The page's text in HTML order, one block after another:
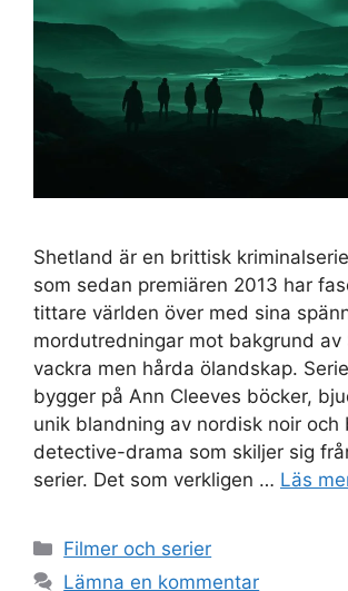
Shetland är en brittisk
som sedan premiären 2013 har
tittare världen över med sina
mordutredningar mot bakgrund av
vackra men hårda ölandskap.
bygger på Ann Cleeves böcker,
unik blandning av nordisk noir och
detective-drama som skiljer sig
serier. Det som verkligen … Läs
Kategorier
Filmer och serier
Lämna en kommentar